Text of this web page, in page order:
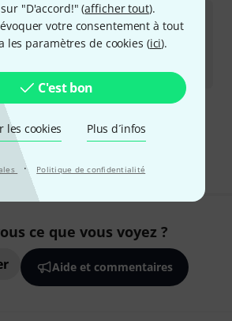
"D'accord!" (afficher tout).
votre consentement à tout
les paramètres de cookies (ici).
C'est bon
les cookies Plus d´infos
· Politique de confidentialité
OilHeavy Rotor Oil
1
immédiatement
€/ l
Envoi gratuit à partir de 69 €
indiqués avec TVA comprise
ce que vous voyez ?
Aide et commentaires